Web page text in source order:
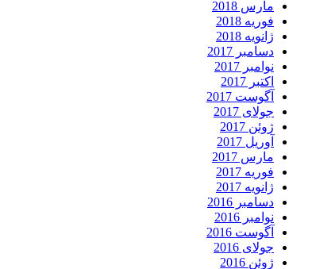
مارس 2018
فوریه 2018
ژانویه 2018
دسامبر 2017
نوامبر 2017
اکتبر 2017
آگوست 2017
جولای 2017
ژوئن 2017
آوریل 2017
مارس 2017
فوریه 2017
ژانویه 2017
دسامبر 2016
نوامبر 2016
آگوست 2016
جولای 2016
ژوئن 2016